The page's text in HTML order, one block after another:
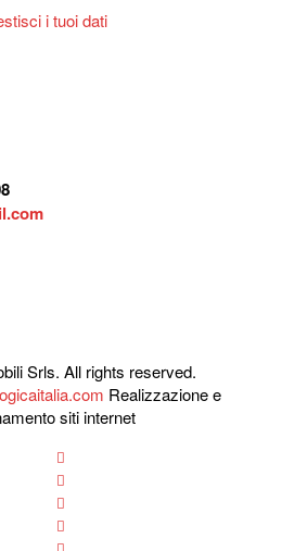
i tuoi dati
Srls. All rights reserved.
Realizzazione e
siti internet